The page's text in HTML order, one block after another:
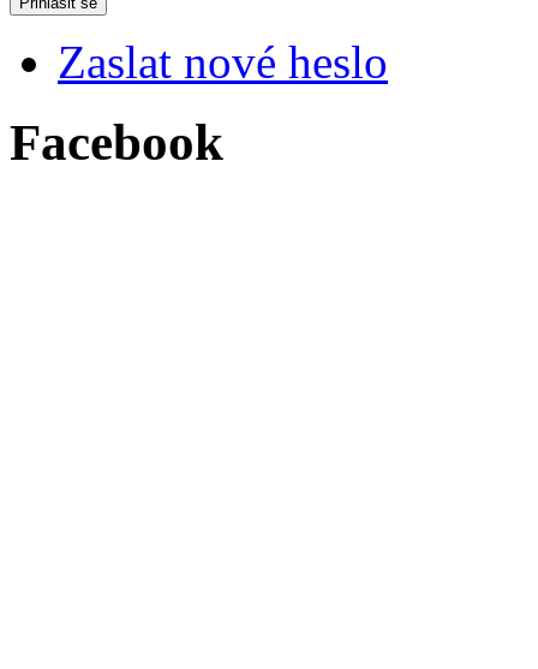
Zaslat nové heslo
Facebook